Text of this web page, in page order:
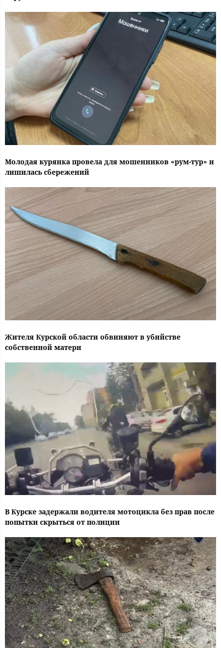
Молодая курянка провела для мошенников «рум-тур» и
лишилась сбережений
Жителя Курской области обвиняют в убийстве
собственной матери
В Курске задержали водителя мотоцикла без прав после
попытки скрыться от полиции